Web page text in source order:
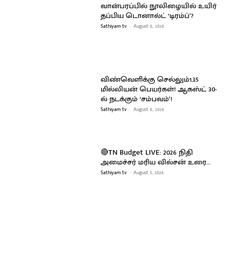
வான்பரப்பில் நூலிழையில் உயிர்
தப்பிய டொனால்ட் ‘டிரம்ப்’?
Sathiyam tv - August 6, 2026
விண்வெளிக்கு செல்லும்1.35
மில்லியன் பெயர்கள்! ஆகஸ்ட் 30-
ல் நடக்கும் ‘சம்பவம்’!
Sathiyam tv - August 6, 2026
🔴TN Budget LIVE: 2026 நிதி
அமைச்சர் மரிய வில்சன் உரை…
Sathiyam tv - August 5, 2026